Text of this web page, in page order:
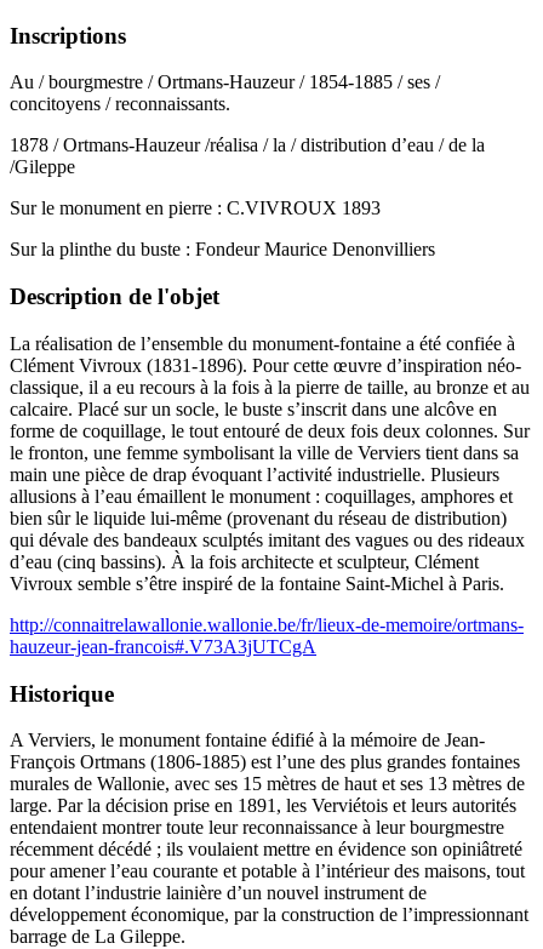
Inscriptions
Au / bourgmestre / Ortmans-Hauzeur / 1854-1885 / ses /
concitoyens / reconnaissants.
1878 / Ortmans-Hauzeur /réalisa / la / distribution d’eau / de la
/Gileppe
Sur le monument en pierre : C.VIVROUX 1893
Sur la plinthe du buste : Fondeur Maurice Denonvilliers
Description de l'objet
La réalisation de l’ensemble du monument-fontaine a été confiée à
Clément Vivroux (1831-1896). Pour cette œuvre d’inspiration néo-
classique, il a eu recours à la fois à la pierre de taille, au bronze et au
calcaire. Placé sur un socle, le buste s’inscrit dans une alcôve en
forme de coquillage, le tout entouré de deux fois deux colonnes. Sur
le fronton, une femme symbolisant la ville de Verviers tient dans sa
main une pièce de drap évoquant l’activité industrielle. Plusieurs
allusions à l’eau émaillent le monument : coquillages, amphores et
bien sûr le liquide lui-même (provenant du réseau de distribution)
qui dévale des bandeaux sculptés imitant des vagues ou des rideaux
d’eau (cinq bassins). À la fois architecte et sculpteur, Clément
Vivroux semble s’être inspiré de la fontaine Saint-Michel à Paris.
http://connaitrelawallonie.wallonie.be/fr/lieux-de-memoire/ortmans-
hauzeur-jean-francois#.V73A3jUTCgA
Historique
A Verviers, le monument fontaine édifié à la mémoire de Jean-
François Ortmans (1806-1885) est l’une des plus grandes fontaines
murales de Wallonie, avec ses 15 mètres de haut et ses 13 mètres de
large. Par la décision prise en 1891, les Verviétois et leurs autorités
entendaient montrer toute leur reconnaissance à leur bourgmestre
récemment décédé ; ils voulaient mettre en évidence son opiniâtreté
pour amener l’eau courante et potable à l’intérieur des maisons, tout
en dotant l’industrie lainière d’un nouvel instrument de
développement économique, par la construction de l’impressionnant
barrage de La Gileppe.